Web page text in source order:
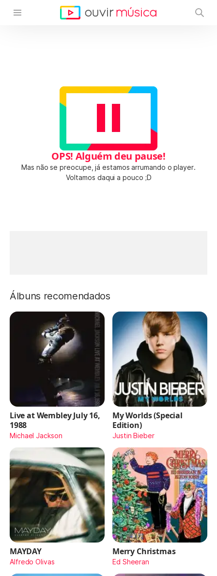
OPS! Alguém deu pause!
Mas não se preocupe, já estamos arrumando o player.
Voltamos daqui a pouco ;D
Álbuns recomendados
Live at Wembley July 16,
1988
Michael Jackson
My Worlds (Special
Edition)
Justin Bieber
MAYDAY
Alfredo Olivas
Merry Christmas
Ed Sheeran